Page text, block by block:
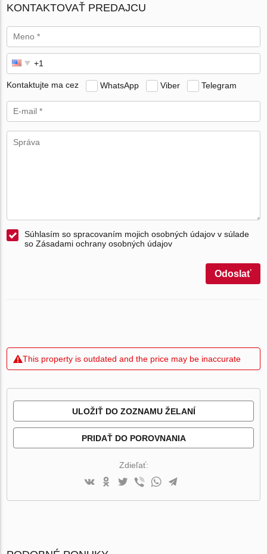
KONTAKTOVAŤ PREDAJCU
Kontaktujte ma cez WhatsApp Viber Telegram
Súhlasím so spracovaním mojich osobných údajov v súlade
so Zásadami ochrany osobných údajov
Odoslať
This property is outdated and the price may be inaccurate
ULOŽIŤ DO ZOZNAMU ŽELANÍ
PRIDAŤ DO POROVNANIA
Zdieľať: